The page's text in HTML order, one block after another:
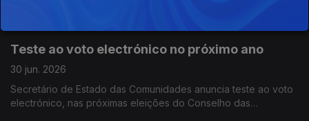
Teste ao voto electrónico no próximo ano
30 jun. 2026
Secretário de Estado das Comunidades anuncia teste ao voto
electrónico, nas próximas eleições do Conselho das